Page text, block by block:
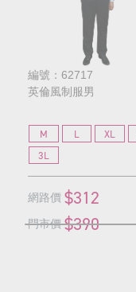
編號：62717
英倫風制服男
M L XL
3L
網路價 $312
門市價 $390